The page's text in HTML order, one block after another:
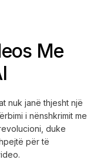
Me
nuk janë thjesht një
i nënshkrimit me
duke
për të